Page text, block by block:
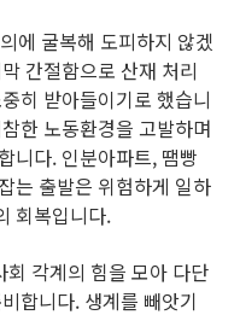
에 굴복해 도피하지 않겠
간절함으로 산재 처리
히 받아들이기로 했습니
한 노동환경을 고발하며
니다. 인분아파트, 땜빵
는 출발은 위험하게 일하
회복입니다.
각계의 힘을 모아 다단
합니다. 생계를 빼앗기